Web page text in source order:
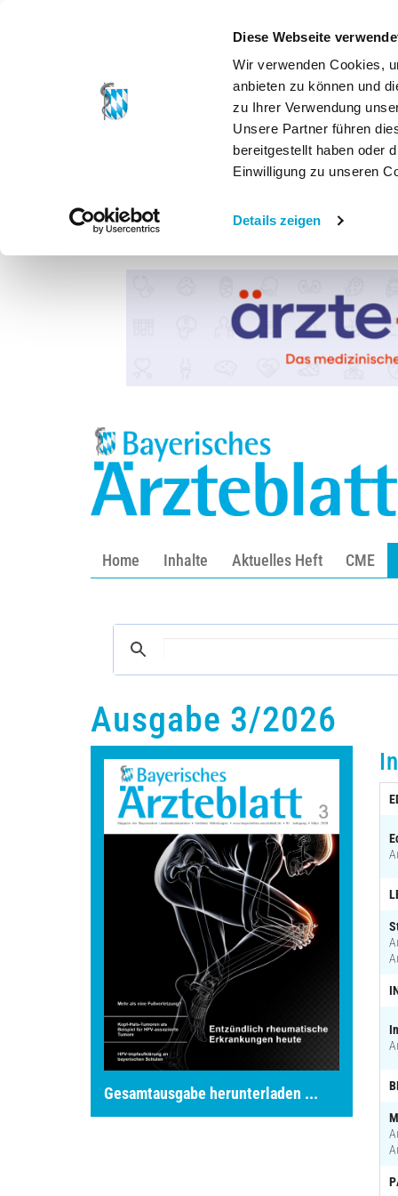
Diese Webseite
Wir verwenden Cookies,
anbieten zu können und
zu Ihrer Verwendung
Unsere Partner führen
bereitgestellt haben oder
Einwilligung zu unseren
Details zeigen
Home Inhalte Aktuelles Heft CME
Ausgabe 3/2026
Gesamtausgabe herunterladen ...